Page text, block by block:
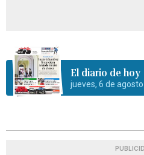
El diario de hoy
jueves, 6 de